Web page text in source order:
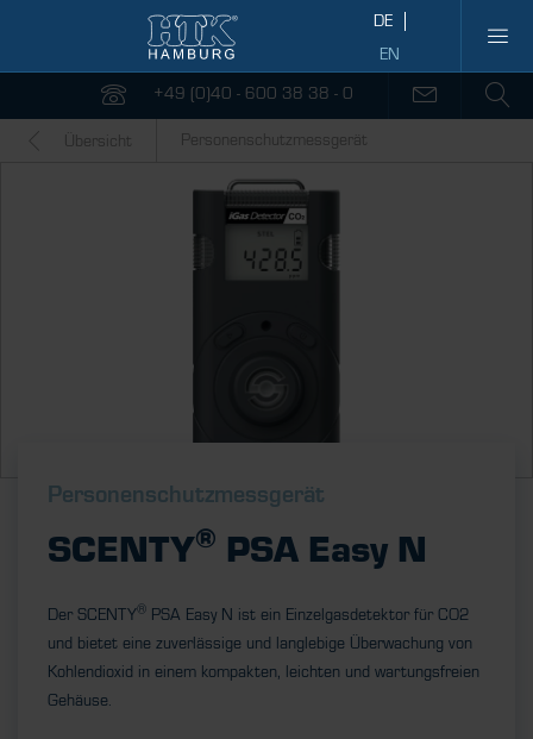
+49 (0)40 - 600 38 38 - 0
Übersicht Personenschutzmessgerät
Personenschutzmessgerät
SCENTY® PSA Easy N
Der SCENTY® PSA Easy N ist ein Einzelgasdetektor für CO2
und bietet eine zuverlässige und langlebige Überwachung von
Kohlendioxid in einem kompakten, leichten und wartungsfreien
Gehäuse.